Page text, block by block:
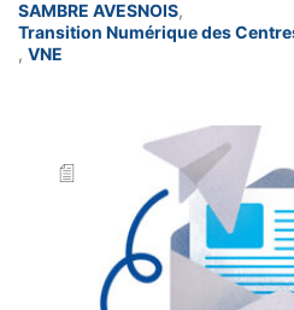
SAMBRE AVESNOIS,
Transition Numérique des
, VNE